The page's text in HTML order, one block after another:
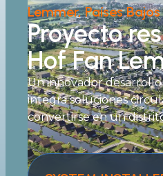
Lemmer, Países Bajos
Proyecto
Hof Fan
Un innovador desarrollo
integra soluciones
convertirse en un